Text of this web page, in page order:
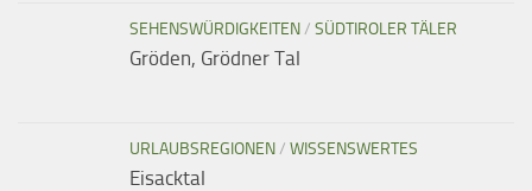
SEHENSWÜRDIGKEITEN/ SÜDTIROLER TÄLER
Gröden, Grödner Tal
URLAUBSREGIONEN/ WISSENSWERTES
Eisacktal